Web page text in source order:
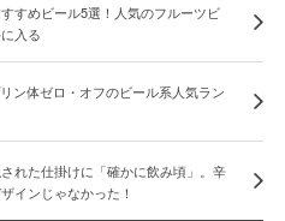
すめビール5選！人気のフルーツビ
入る
ン体ゼロ・オフのビール系人気ラン
れた仕掛けに「確かに飲み頃」。辛
インじゃなかった！